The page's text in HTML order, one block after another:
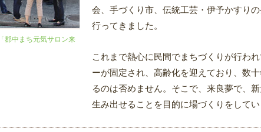
会、手づくり市、伝統工芸・伊予かすり
行ってきました。
これまで熱心に民間でまちづくりが行わ
ーが固定され、高齢化を迎えており、数
るのは否めません。そこで、来良夢で、
生み出せることを目的に場づくりをしてい
郡中まち元気サロン来